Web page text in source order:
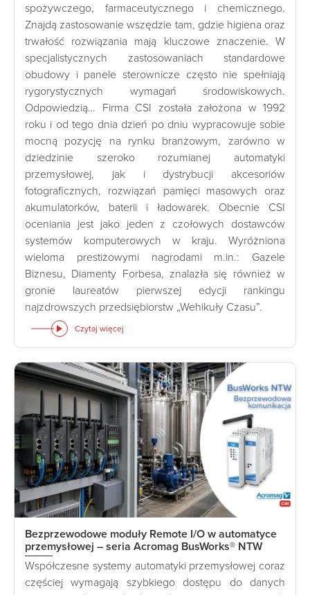
spożywczego, farmaceutycznego i chemicznego.
Znajdą zastosowanie wszędzie tam, gdzie higiena oraz
trwałość rozwiązania mają kluczowe znaczenie. W
specjalistycznych zastosowaniach standardowe
obudowy i panele sterownicze często nie spełniają
rygorystycznych wymagań środowiskowych.
Odpowiedzią… Firma CSI została założona w 1992
roku i od tego dnia dzień po dniu wypracowuje sobie
mocną pozycję na rynku branżowym, zarówno w
dziedzinie szeroko rozumianej automatyki
przemysłowej, jak i dystrybucji akcesoriów
fotograficznych, rozwiązań pamięci masowych oraz
akumulatorków, baterii i ładowarek. Obecnie CSI
oceniania jest jako jeden z czołowych dostawców
systemów komputerowych w kraju. Wyróżniona
wieloma prestiżowymi nagrodami m.in.: Gazele
Biznesu, Diamenty Forbesa, znalazła się również w
gronie laureatów pierwszej edycji rankingu
najzdrowszych przedsiębiorstw „Wehikuły Czasu”.
Czytaj więcej
Bezprzewodowe moduły Remote I/O w automatyce
przemysłowej – seria Acromag BusWorks® NTW
Współczesne systemy automatyki przemysłowej coraz
częściej wymagają szybkiego dostępu do danych